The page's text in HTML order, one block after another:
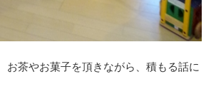
お茶やお菓子を頂きながら、積もる話に